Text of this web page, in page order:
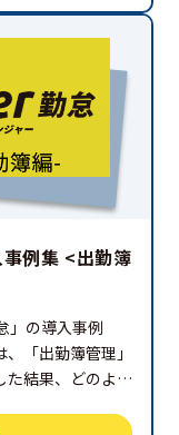
例集 <出勤簿
」の導入事例
「出勤簿管理」
た結果、どのよう